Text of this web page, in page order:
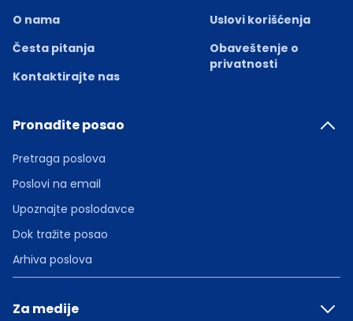
O nama
Česta pitanja
Kontaktirajte nas
Uslovi korišćenja
Obaveštenje o
privatnosti
Pronađite posao
Pretraga poslova
Poslovi na email
Upoznajte poslodavce
Dok tražite posao
Arhiva poslova
Za medije